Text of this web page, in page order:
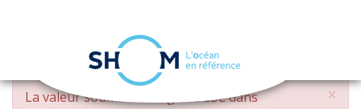
Aller
navigation
×
MESSAGE
La valeur soumise changed DESCdans